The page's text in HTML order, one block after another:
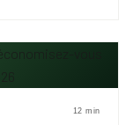
12 min